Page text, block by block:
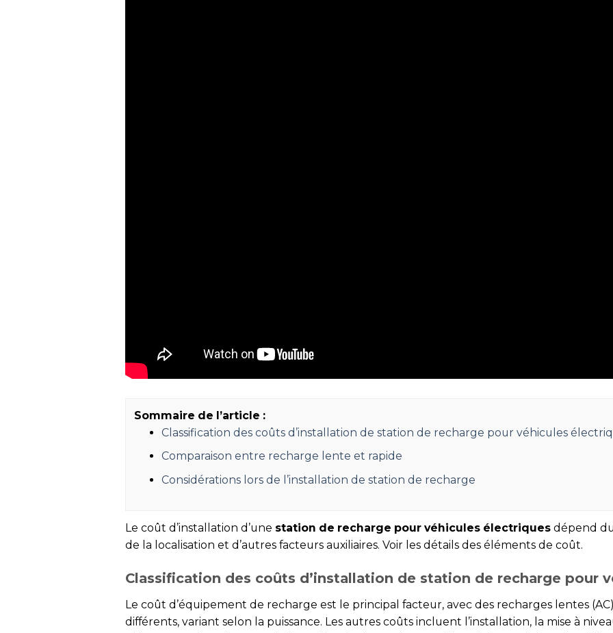
Sommaire de l’article :
Classification des coûts d’installation de station de recharge pour véhicules
Comparaison entre recharge lente et rapide
Considérations lors de l’installation de station de recharge
Le coût d’installation d’une station de recharge pour véhicules électriquesdépend du
de la localisation et d’autres facteurs auxiliaires. Voir les détails des éléments de coût.
Classification des coûts d’installation de station de recharge pour
Le coût d’équipement de recharge est le principal facteur, avec des recharges lentes
différents, variant selon la puissance. Les autres coûts incluent l’installation, la mise à